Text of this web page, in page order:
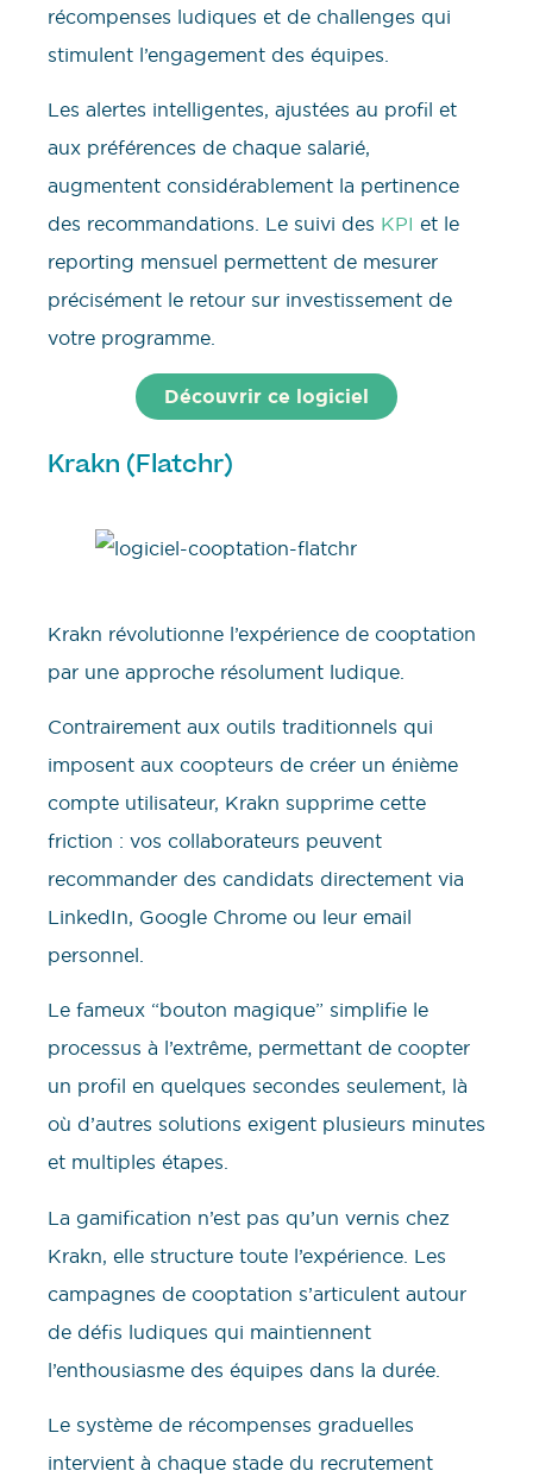
récompenses ludiques et de challenges qui
stimulent l’engagement des équipes.
Les alertes intelligentes, ajustées au profil et
aux préférences de chaque salarié,
augmentent considérablement la pertinence
des recommandations. Le suivi des KPI et le
reporting mensuel permettent de mesurer
précisément le retour sur investissement de
votre programme.
Découvrir ce logiciel
Krakn (Flatchr)
Krakn révolutionne l’expérience de cooptation
par une approche résolument ludique.
Contrairement aux outils traditionnels qui
imposent aux coopteurs de créer un énième
compte utilisateur, Krakn supprime cette
friction : vos collaborateurs peuvent
recommander des candidats directement via
LinkedIn, Google Chrome ou leur email
personnel.
Le fameux “bouton magique” simplifie le
processus à l’extrême, permettant de coopter
un profil en quelques secondes seulement, là
où d’autres solutions exigent plusieurs minutes
et multiples étapes.
La gamification n’est pas qu’un vernis chez
Krakn, elle structure toute l’expérience. Les
campagnes de cooptation s’articulent autour
de défis ludiques qui maintiennent
l’enthousiasme des équipes dans la durée.
Le système de récompenses graduelles
intervient à chaque stade du recrutement